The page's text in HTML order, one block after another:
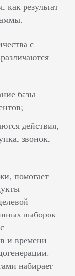
как результат
с
базы
действия,
звонок,
помогает
выборок
и времени –
набирает